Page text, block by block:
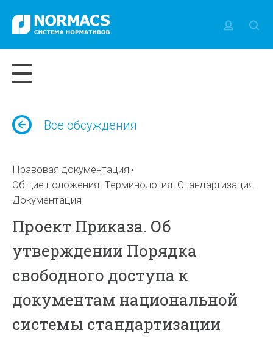
Все обсуждения
Правовая документация
Общие положения. Терминология. Стандартизация.
Документация
Проект Приказа. Об
утверждении Порядка
свободного доступа к
документам национальной
системы стандартизации